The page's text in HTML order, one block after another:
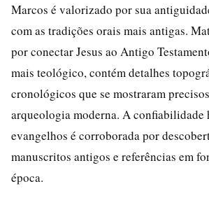
Marcos é valorizado por sua
com as tradições orais mais antigas.
por conectar Jesus ao Antigo
mais teológico, contém detalhes
cronológicos que se mostraram
arqueologia moderna. A confiabilidade
evangelhos é corroborada por
manuscritos antigos e referências em
época.